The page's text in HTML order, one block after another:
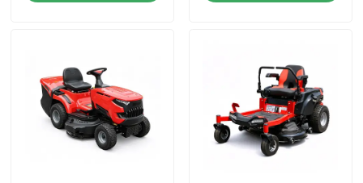
Over ons
fabrieksdisplay